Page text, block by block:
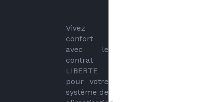
Vivez
confort
avec le
contrat
LIBERTE
pour votre
système de